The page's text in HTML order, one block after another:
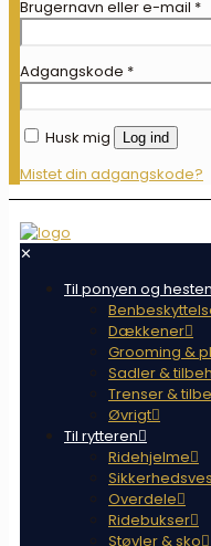
Brugernavn eller e-mail *
Adgangskode *
Husk mig Log ind
Mistet din adgangskode?
✕
Til ponyen og hesten
Dækkener
Grooming &
Sadler &
Trenser &
Øvrigt
Til rytteren
Ridehjelme
Overdele
Ridebukser
Støvler & sko